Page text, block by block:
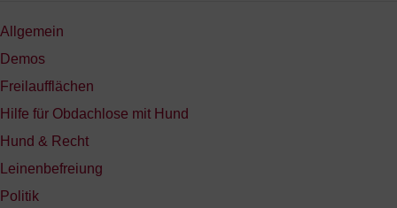
Allgemein
Demos
Freilaufflächen
Hilfe für Obdachlose mit Hund
Hund & Recht
Leinenbefreiung
Politik